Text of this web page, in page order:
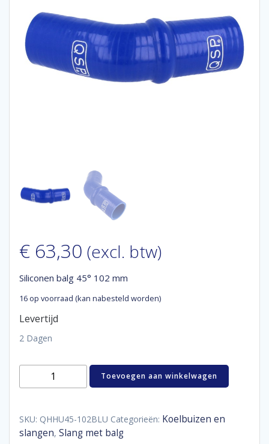
€ 63,30 (excl. btw)
Siliconen balg 45° 102 mm
16 op voorraad (kan nabesteld worden)
Levertijd
2 Dagen
Siliconen
mm
aantal
Toevoegen aan winkelwagen
SKU: QHHU45-102BLU Categorieën: Koelbuizen en
slangen, Slang met balg